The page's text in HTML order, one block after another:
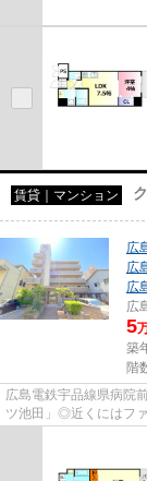
賃貸｜マンション
広
広
広
広
5
築
階
広島電鉄宇品線県病院
ツ池田」◎近くにはフ